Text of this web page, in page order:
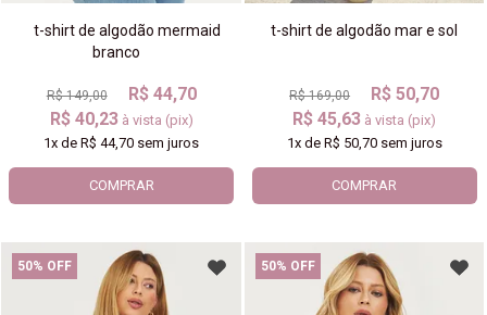
t-shirt de algodão mermaid
branco
R$ 149,00
R$ 44,70
R$ 40,23 à vista (pix)
1x deR$ 44,70 sem juros
COMPRAR
t-shirt de algodão mar e sol
R$ 169,00
R$ 50,70
R$ 45,63 à vista (pix)
1xde R$ 50,70sem juros
COMPRAR
50% OFF 50% OFF